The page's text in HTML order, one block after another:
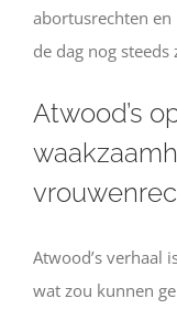
abortusrechten
de dag nog steeds
Atwood’s
Atwood’s verhaal
wat zou kunnen